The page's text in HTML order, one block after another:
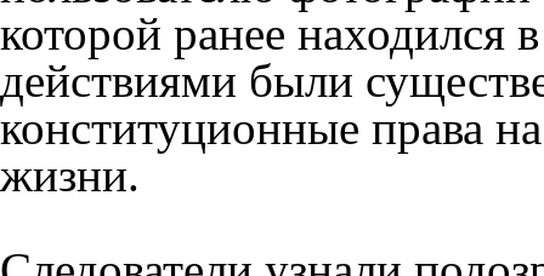
которой ранее
действиями были
конституционные права
жизни.